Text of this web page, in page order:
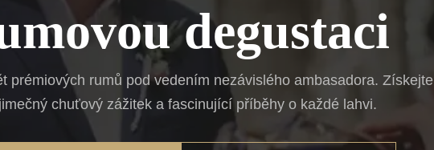
degustaci
prémiových rumů pod vedením nezávislého ambasadora. Získejte
chuťový zážitek a fascinující příběhy o každé lahvi.